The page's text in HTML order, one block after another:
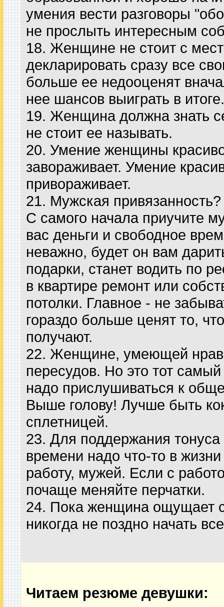
умения вести разговоры
не прослыть интересным
18. Женщине не стоит с
декларировать сразу все
больше ее недооценят
нее шансов выиграть в итоге.
19. Женщина должна знать
не стоит ее называть.
20. Умение женщины
завораживает. Умение
привораживает.
21. Мужская
С самого начала приучите
вас деньги и свободное
неважно, будет он вам
подарки, станет водить по
в квартире ремонт или
потолки. Главное - не
гораздо больше ценят то,
получают.
22. Женщине, умеющей
пересудов. Но это тот
надо прислушиваться к
Выше голову! Лучше быть
сплетницей.
23. Для поддержания
времени надо что-то в
работу, мужей. Если с
почаще меняйте перчатки.
24. Пока женщина ощущает
никогда не поздно начать
Читаем резюме девушки: